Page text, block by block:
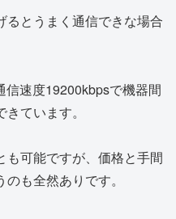
るとうまく通信できな場合
信速度19200kbpsで機器間
ています。
も可能ですが、価格と手間
も全然ありです。